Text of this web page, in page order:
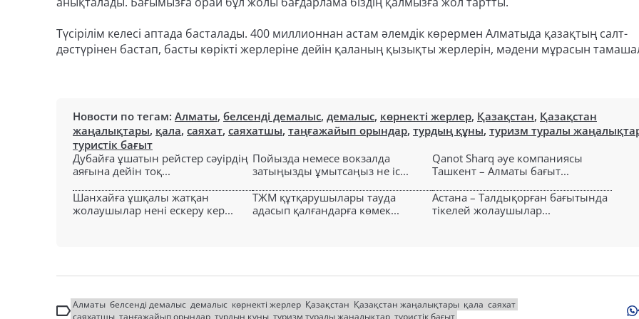
Түсірілім келесі аптада басталады. 400 миллионнан астам әлемдік көрермен Алматыда қазақтың салт-
дәстүрінен бастап, басты көрікті жерлеріне дейін қаланың қызықты жерлерін, мәдени мұрасын
Новости по тегам: Алматы, белсенді демалыс, демалыс, көрнекті жерлер, Қазақстан, Қазақстан
жаңалықтары, қала, саяхат, саяхатшы, таңғажайып орындар, турдың құны, туризм туралы
туристік бағыт
Дубайға ұшатын рейстер сәуірдің
аяғына дейін тоқ...
Пойызда немесе вокзалда
затыңызды ұмытсаңыз не іс...
Qanot Sharq әуе компаниясы
Ташкент – Алматы бағыт...
Шанхайға ұшқалы жатқан
жолаушылар нені ескеру кер...
ТЖМ құтқарушылары тауда
адасып қалғандарға көмек...
Астана – Талдықорған бағытында
тікелей жолаушылар...
Алматы белсенді демалыс демалыс көрнекті жерлер Қазақстан Қазақстан жаңалықтары қала саяхат
саяхатшы таңғажайып орындар турдың құны туризм туралы жаңалықтар туристік бағыт